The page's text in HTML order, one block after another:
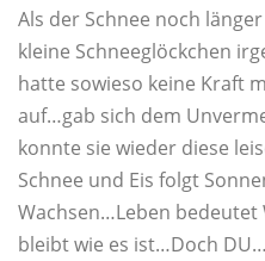
Als der Schnee noch
kleine Schneeglöckchen
hatte sowieso keine Kraft
auf…gab sich dem
konnte sie wieder diese
Schnee und Eis folgt
Wachsen…Leben
bleibt wie es ist…Doch